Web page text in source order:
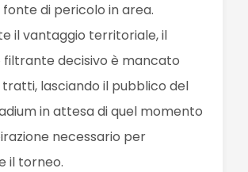
di pericolo in area.
il vantaggio territoriale, il
filtrante decisivo è mancato
lasciando il pubblico del
in attesa di quel momento
necessario per
il torneo.